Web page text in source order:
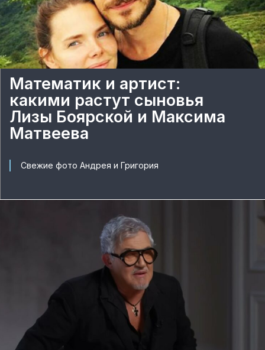
Математик и артист:
какими растут сыновья
Лизы Боярской и Максима
Матвеева
Свежие фото Андрея и Григория